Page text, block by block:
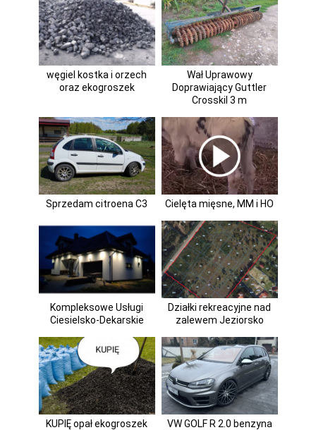
węgiel kostka i orzech
oraz ekogroszek
Wał Uprawowy
Doprawiający Guttler
Crosskil 3 m
Sprzedam citroena C3 Cielęta mięsne, MM i HO
Kompleksowe Usługi
Ciesielsko-Dekarskie
Działki rekreacyjne nad
zalewem Jeziorsko
KUPIĘ opał ekogroszek
VW GOLF R 2.0 benzyna